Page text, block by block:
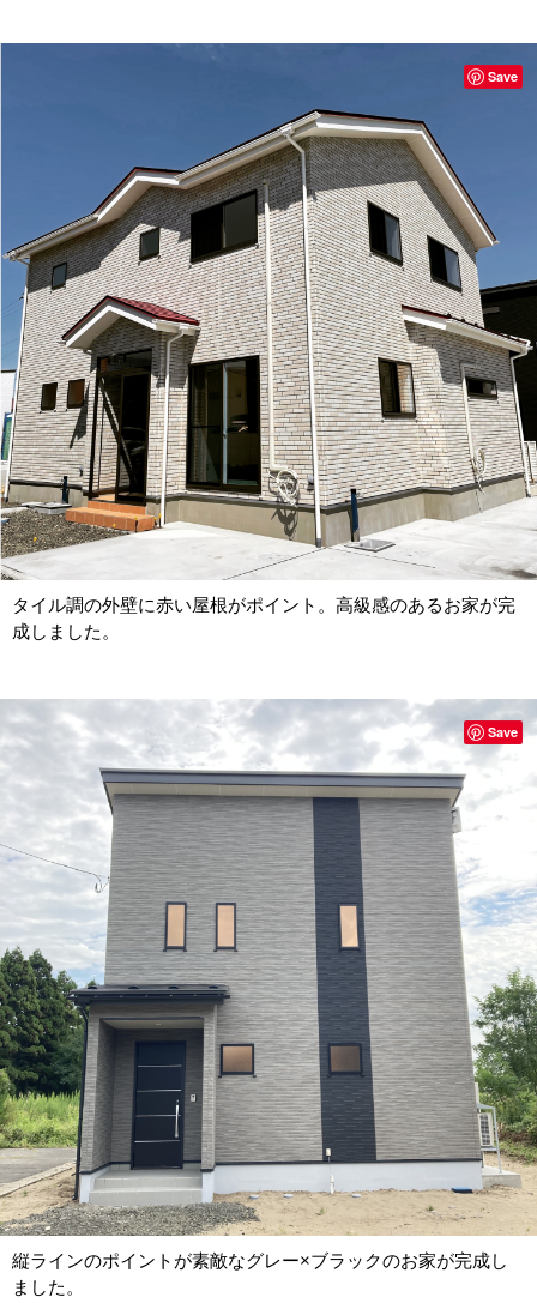
タイル調の外壁に赤い屋根がポイント。高級感のあるお家が完
成しました。
Save
縦ラインのポイントが素敵なグレー×ブラックのお家が完成し
ました。
Save